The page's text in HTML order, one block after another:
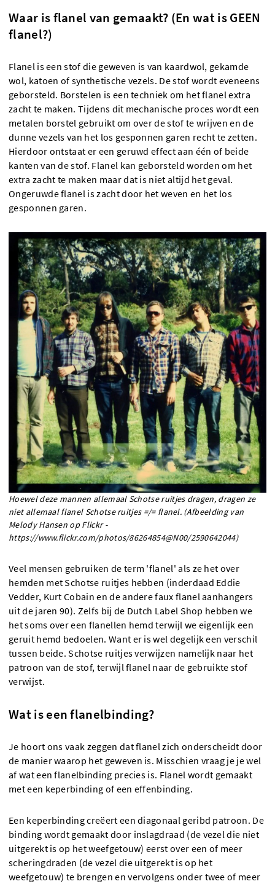
Waar is flanel van gemaakt? (En wat is GEEN
flanel?)
Flanel is een stof die geweven is van kaardwol, gekamde
wol, katoen of synthetische vezels. De stof wordt eveneens
geborsteld. Borstelen is een techniek om het flanel extra
zacht te maken. Tijdens dit mechanische proces wordt een
metalen borstel gebruikt om over de stof te wrijven en de
dunne vezels van het los gesponnen garen recht te zetten.
Hierdoor ontstaat er een geruwd effect aan één of beide
kanten van de stof. Flanel kan geborsteld worden om het
extra zacht te maken maar dat is niet altijd het geval.
Ongeruwde flanel is zacht door het weven en het los
gesponnen garen.
Hoewel deze mannen allemaal Schotse ruitjes dragen, dragen ze
niet allemaal flanel Schotse ruitjes =/= flanel. (Afbeelding van
Melody Hansen op Flickr -
https://www.flickr.com/photos/86264854@N00/2590642044)
Veel mensen gebruiken de term 'flanel' als ze het over
hemden met Schotse ruitjes hebben (inderdaad Eddie
Vedder, Kurt Cobain en de andere faux flanel aanhangers
uit de jaren 90). Zelfs bij de Dutch Label Shop hebben we
het soms over een flanellen hemd terwijl we eigenlijk een
geruit hemd bedoelen. Want er is wel degelijk een verschil
tussen beide. Schotse ruitjes verwijzen namelijk naar het
patroon van de stof, terwijl flanel naar de gebruikte stof
verwijst.
Wat is een flanelbinding?
Je hoort ons vaak zeggen dat flanel zich onderscheidt door
de manier waarop het geweven is. Misschien vraag je je wel
af wat een flanelbinding precies is. Flanel wordt gemaakt
met een keperbinding of een effenbinding.
Een keperbinding creëert een diagonaal geribd patroon. De
binding wordt gemaakt door inslagdraad (de vezel die niet
uitgerekt is op het weefgetouw) eerst over een of meer
scheringdraden (de vezel die uitgerekt is op het
weefgetouw) te brengen en vervolgens onder twee of meer